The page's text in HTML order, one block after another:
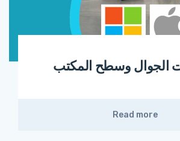
الجوال وسطح المكتب
Read more